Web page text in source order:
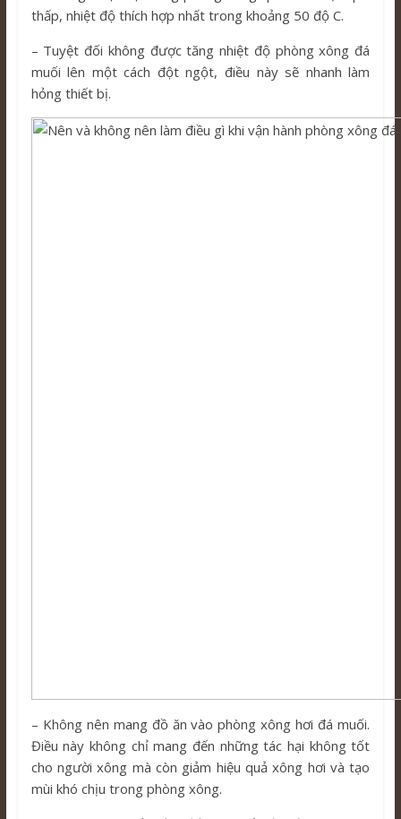
thấp, nhiệt độ thích hợp nhất trong khoảng 50 độ C.
– Tuyệt đối không được tăng nhiệt độ phòng xông đá
muối lên một cách đột ngột, điều này sẽ nhanh làm
hỏng thiết bị.
– Không nên mang đồ ăn vào phòng xông hơi đá muối.
Điều này không chỉ mang đến những tác hại không tốt
cho người xông mà còn giảm hiệu quả xông hơi và tạo
mùi khó chịu trong phòng xông.